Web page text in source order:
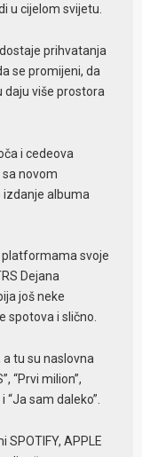
u cijelom svijetu.
prihvatanja
se promijeni, da
daju više prostora
i cedeova
novom
izdanje albuma
svoje
Dejana
još neke
spotova i slično.
a tu su naslovna
“Prvi milion”,
“Јa sam daleko”.
APPLE